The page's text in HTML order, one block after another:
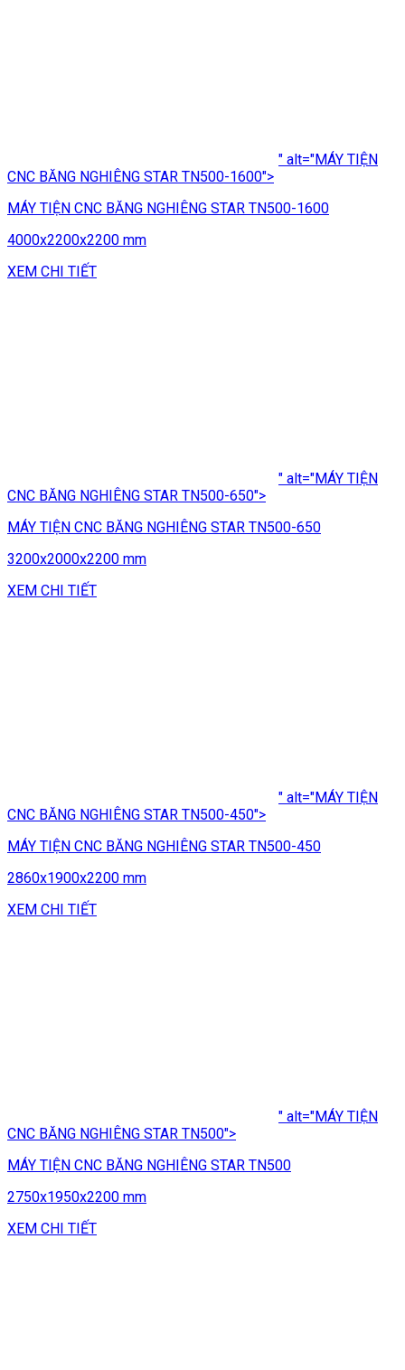
" alt="MÁY TIỆN
CNC BĂNG NGHIÊNG STAR TN500-1600">
MÁY TIỆN CNC BĂNG NGHIÊNG STAR TN500-1600
4000x2200x2200 mm
XEM CHI TIẾT
" alt="MÁY TIỆN
CNC BĂNG NGHIÊNG STAR TN500-650">
MÁY TIỆN CNC BĂNG NGHIÊNG STAR TN500-650
3200x2000x2200 mm
XEM CHI TIẾT
" alt="MÁY TIỆN
CNC BĂNG NGHIÊNG STAR TN500-450">
MÁY TIỆN CNC BĂNG NGHIÊNG STAR TN500-450
2860x1900x2200 mm
XEM CHI TIẾT
" alt="MÁY TIỆN
CNC BĂNG NGHIÊNG STAR TN500">
MÁY TIỆN CNC BĂNG NGHIÊNG STAR TN500
2750x1950x2200 mm
XEM CHI TIẾT